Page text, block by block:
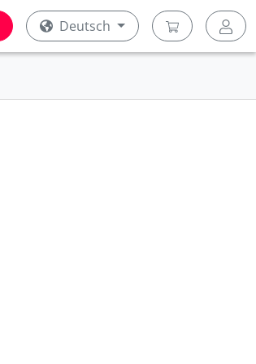
Deutsch